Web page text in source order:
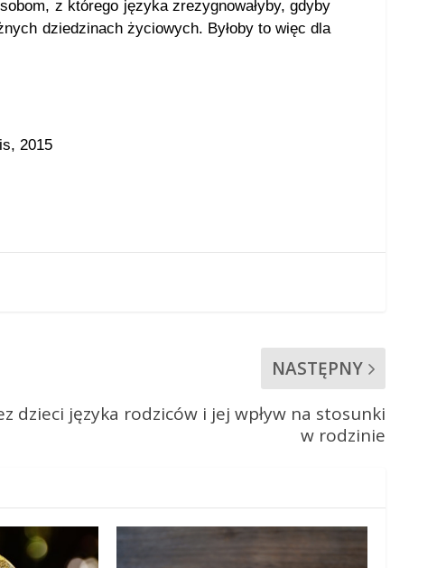
z którego języka zrezygnowałyby, gdyby
dziedzinach życiowych. Byłoby to więc dla
2015
NASTĘPNY
dzieci języka rodziców i jej wpływ na stosunki
w rodzinie